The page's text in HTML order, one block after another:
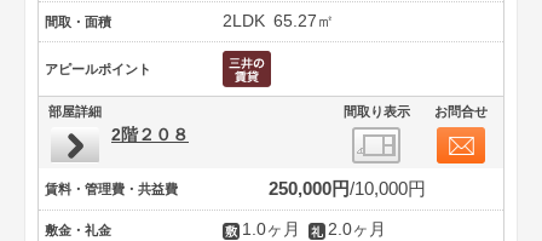
間取・面積 2LDK 65.27㎡
アピールポイント
部屋詳細 間取り表示 お問合せ
2階２０８
賃料・管理費・共益費 250,000円 10,000円
敷金・礼金 1.0ヶ月 2.0ヶ月